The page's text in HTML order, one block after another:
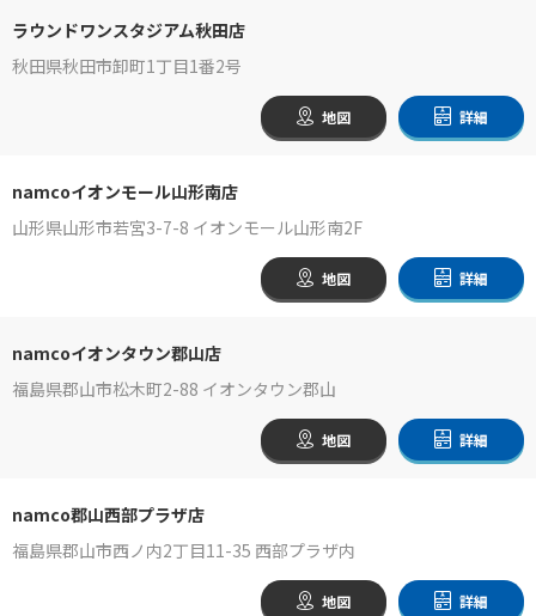
ラウンドワンスタジアム秋田店
秋田県秋田市卸町1丁目1番2号
地図 詳細
namcoイオンモール山形南店
山形県山形市若宮3-7-8 イオンモール山形南2F
地図 詳細
namcoイオンタウン郡山店
福島県郡山市松木町2-88 イオンタウン郡山
地図 詳細
namco郡山西部プラザ店
福島県郡山市西ノ内2丁目11-35 西部プラザ内
地図 詳細